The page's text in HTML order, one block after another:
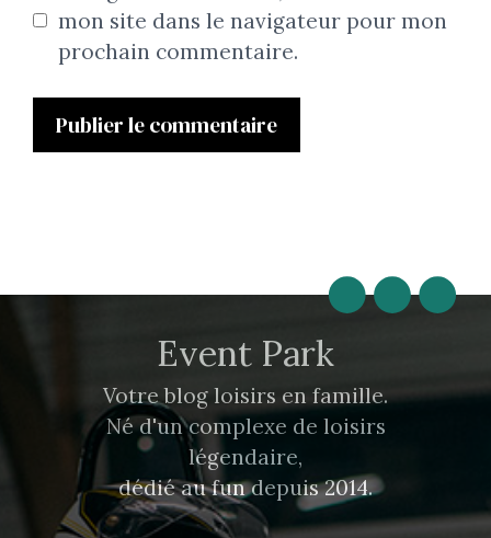
mon site dans le navigateur pour mon
prochain commentaire.
Event Park
Votre blog loisirs en famille.
Né d'un complexe de loisirs
légendaire,
dédié au fun depuis 2014.